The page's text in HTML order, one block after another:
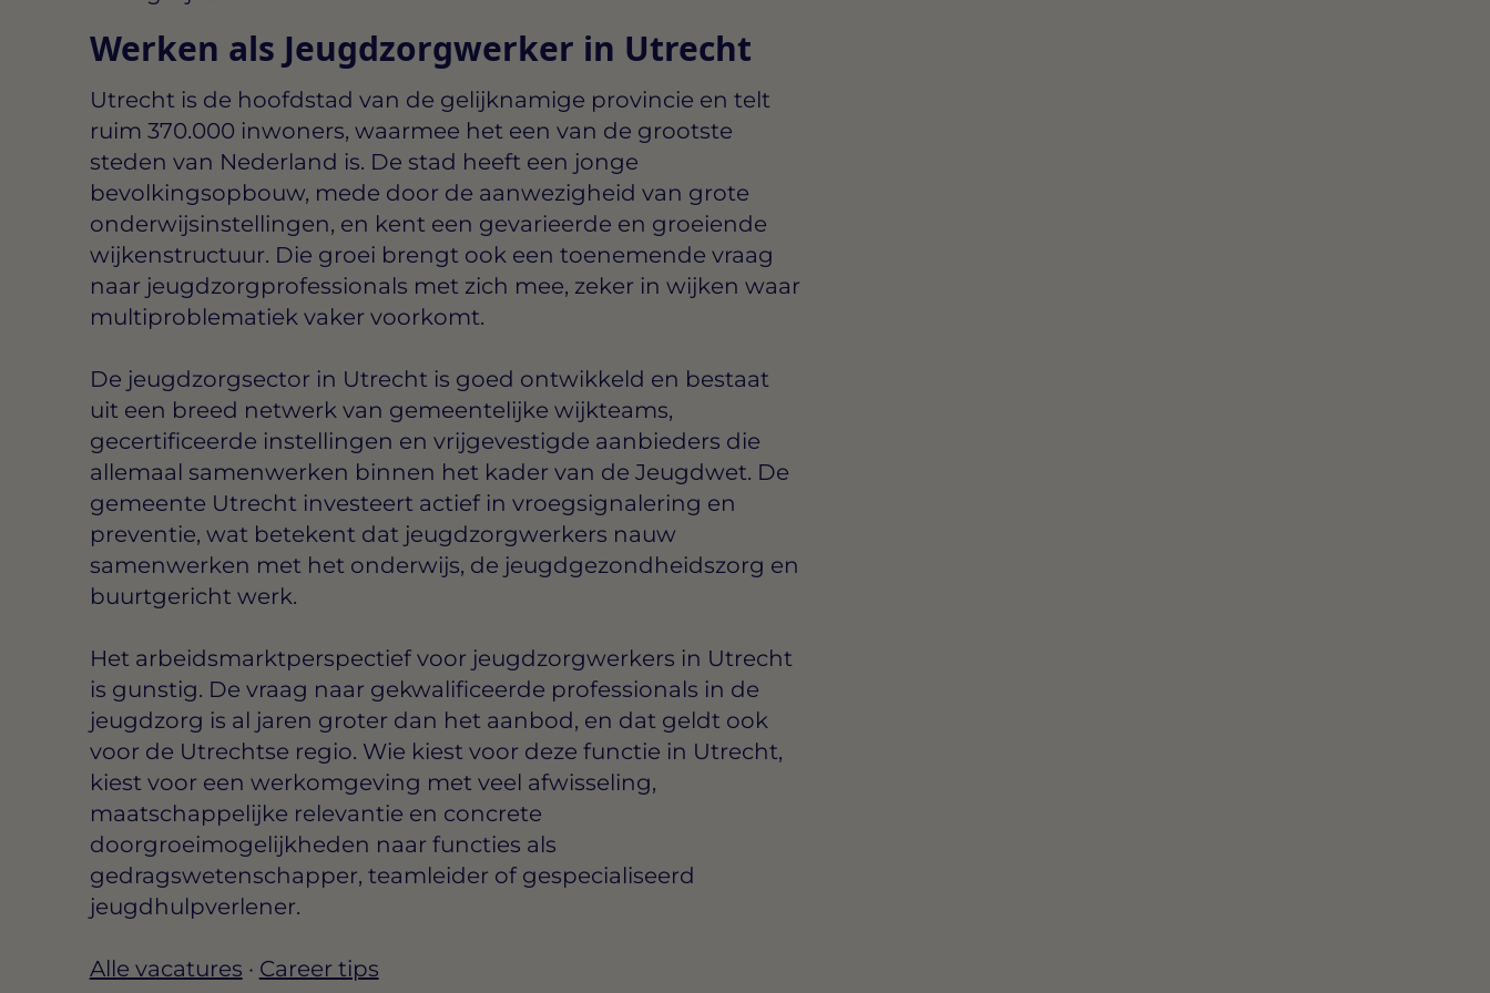
Werken als Jeugdzorgwerker in Utrecht
Utrecht is de hoofdstad van de gelijknamige provincie en telt
ruim 370.000 inwoners, waarmee het een van de grootste
steden van Nederland is. De stad heeft een jonge
bevolkingsopbouw, mede door de aanwezigheid van grote
onderwijsinstellingen, en kent een gevarieerde en groeiende
wijkenstructuur. Die groei brengt ook een toenemende vraag
naar jeugdzorgprofessionals met zich mee, zeker in wijken waar
multiproblematiek vaker voorkomt.
De jeugdzorgsector in Utrecht is goed ontwikkeld en bestaat
uit een breed netwerk van gemeentelijke wijkteams,
gecertificeerde instellingen en vrijgevestigde aanbieders die
allemaal samenwerken binnen het kader van de Jeugdwet. De
gemeente Utrecht investeert actief in vroegsignalering en
preventie, wat betekent dat jeugdzorgwerkers nauw
samenwerken met het onderwijs, de jeugdgezondheidszorg en
buurtgericht werk.
Het arbeidsmarktperspectief voor jeugdzorgwerkers in Utrecht
is gunstig. De vraag naar gekwalificeerde professionals in de
jeugdzorg is al jaren groter dan het aanbod, en dat geldt ook
voor de Utrechtse regio. Wie kiest voor deze functie in Utrecht,
kiest voor een werkomgeving met veel afwisseling,
maatschappelijke relevantie en concrete
doorgroeimogelijkheden naar functies als
gedragswetenschapper, teamleider of gespecialiseerd
jeugdhulpverlener.
Alle vacatures · Career tips